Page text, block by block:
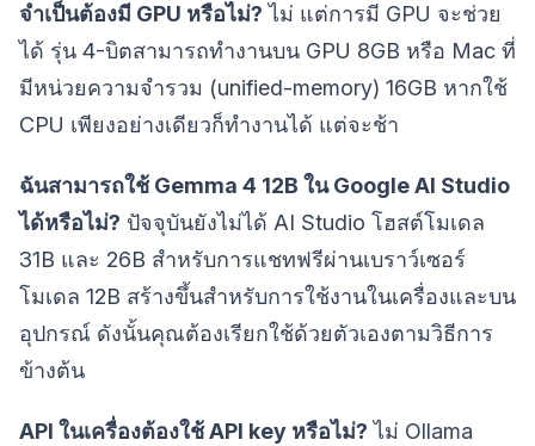
จำเป็นต้องมี GPU หรือไม่? ไม่ แต่การมี GPU จะช่วย
ได้ รุ่น 4-บิตสามารถทำงานบน GPU 8GB หรือ Mac ที่
มีหน่วยความจำรวม (unified-memory) 16GB หากใช้
CPU เพียงอย่างเดียวก็ทำงานได้ แต่จะช้า
ฉันสามารถใช้ Gemma 4 12B ใน Google AI Studio
ได้หรือไม่? ปัจจุบันยังไม่ได้ AI Studio โฮสต์โมเดล
31B และ 26B สำหรับการแชทฟรีผ่านเบราว์เซอร์
โมเดล 12B สร้างขึ้นสำหรับการใช้งานในเครื่องและบน
อุปกรณ์ ดังนั้นคุณต้องเรียกใช้ด้วยตัวเองตามวิธีการ
ข้างต้น
API ในเครื่องต้องใช้ API key หรือไม่? ไม่ Ollama